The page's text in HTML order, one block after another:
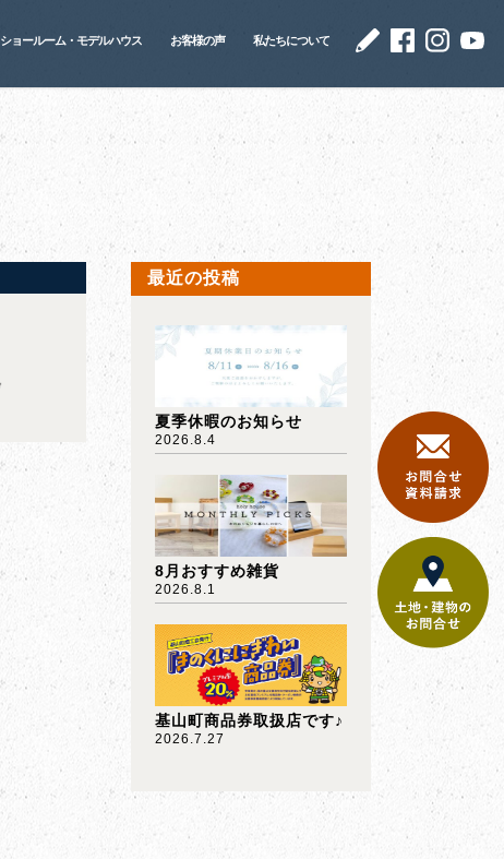
ショールーム・モデルハウス お客様の声 私たちについて
最近の投稿
夏季休暇のお知らせ
2026.8.4
8月おすすめ雑貨
2026.8.1
基山町商品券取扱店です♪
2026.7.27